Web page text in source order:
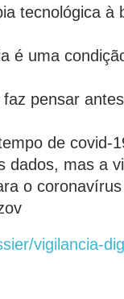
tecnológica à
é uma
pensar
de covid-
dados, mas a
o
vigilancia-